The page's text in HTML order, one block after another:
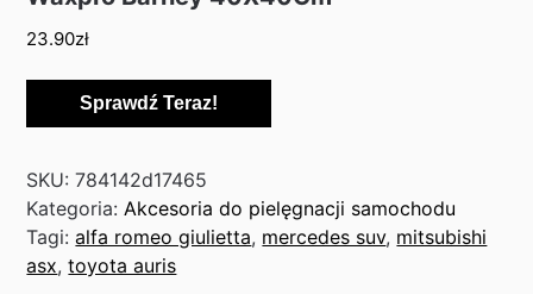
23.90zł
Sprawdź Teraz!
SKU:784142d17465
Kategoria: Akcesoria do pielęgnacji samochodu
Tagi:alfa romeo giulietta, mercedes suv, mitsubishi
asx,toyota auris